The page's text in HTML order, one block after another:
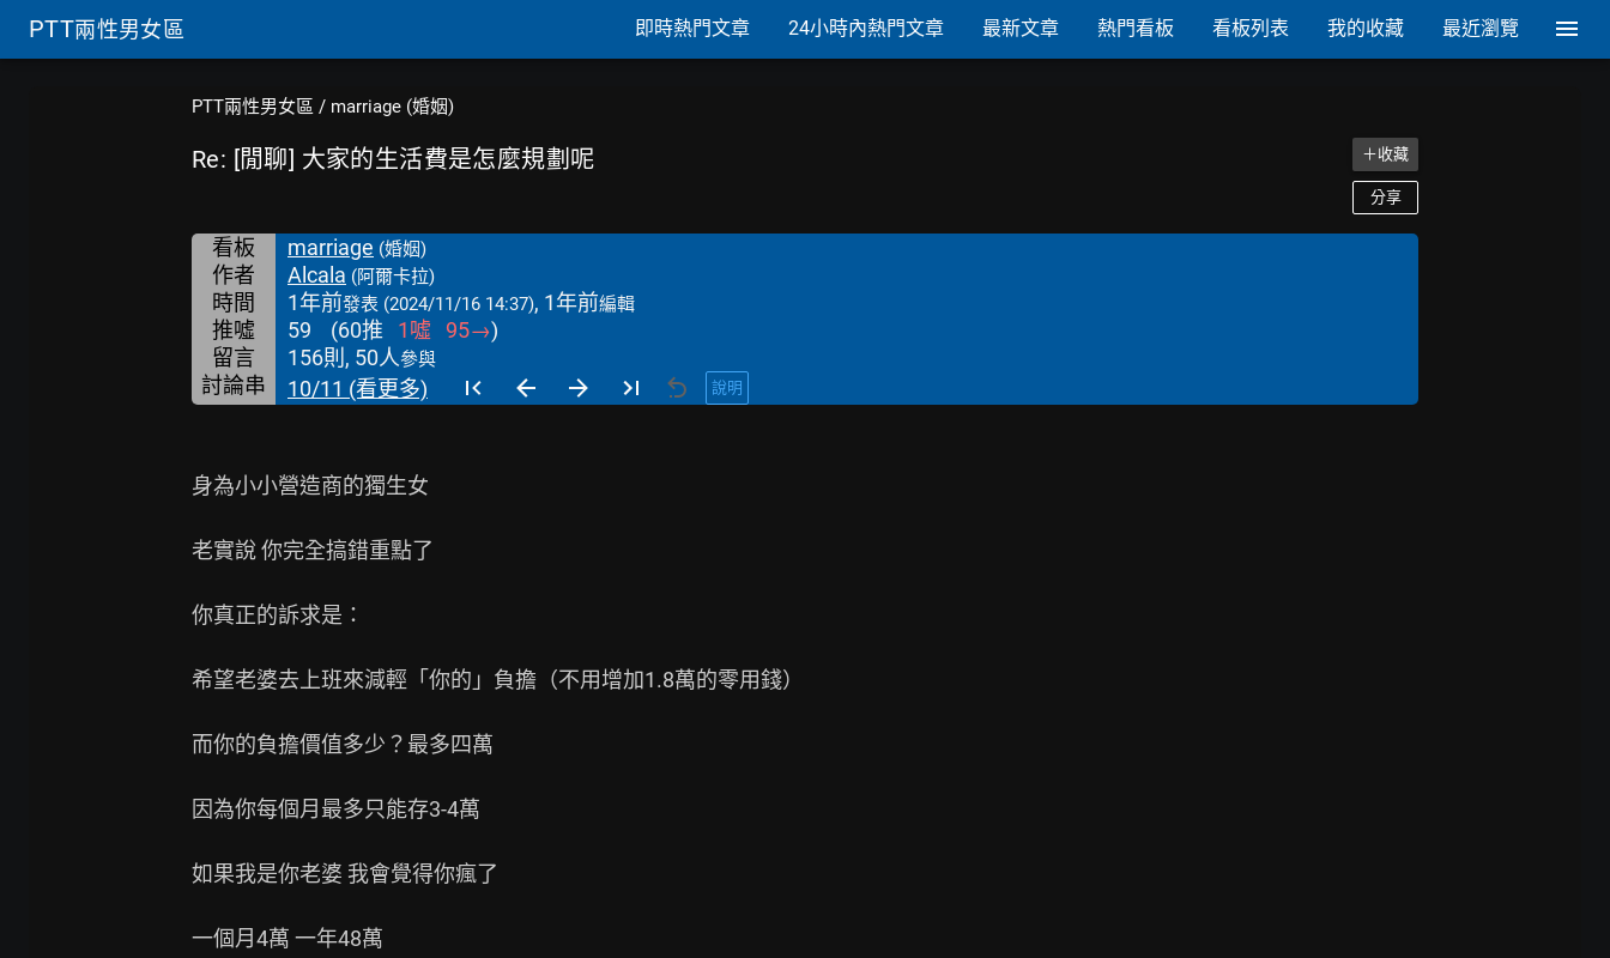
PTT兩性男女區 即時熱門文章 24小時內熱門文章 最新文章 熱門看板 看板列表 我的收藏 最近瀏覽
PTT兩性男女區 / marriage (婚姻)
Re: [閒聊] 大家的生活費是怎麼規劃呢 ＋收藏
分享
看板 marriage (婚姻)
作者 Alcala (阿爾卡拉)
時間 1年前發表 (2024/11/16 14:37), 1年前編輯
推噓 59 (60推 1噓 95→)
留言
156則, 50人參與
討論串 10/11 (看更多) 說明
身為小小營造商的獨生女
老實說 你完全搞錯重點了
你真正的訴求是：
希望老婆去上班來減輕「你的」負擔（不用增加1.8萬的零用錢）
而你的負擔價值多少？最多四萬
因為你每個月最多只能存3-4萬
如果我是你老婆 我會覺得你瘋了
一個月4萬 一年48萬